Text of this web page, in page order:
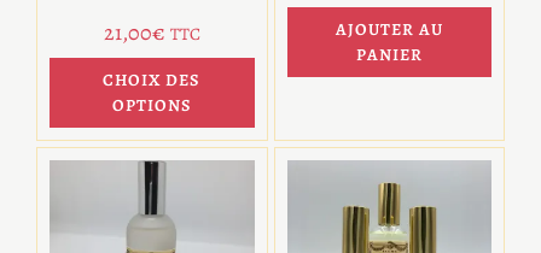
21,00€ TTC
CHOIX DES
OPTIONS
AJOUTER AU
PANIER